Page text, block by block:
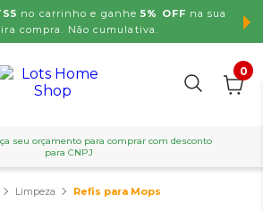
no carrinho e ganhe5% OFF na sua
compra. Não cumulativa.
0
seu orçamento para comprar com desconto
para CNPJ
Limpeza Refis para Mops